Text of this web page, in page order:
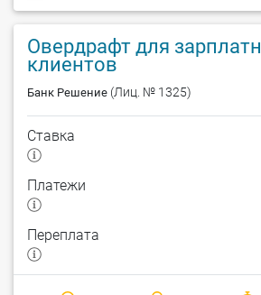
досрочный возврат – без штрафа. Минусы:
партнерах.
Овердрафт для
клиентов
Банк Решение (Лиц. № 1325)
Ставка
Платежи
Переплата